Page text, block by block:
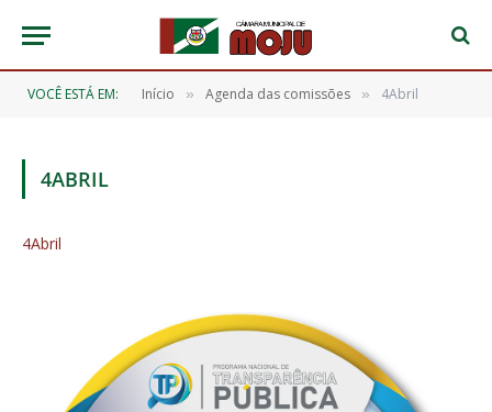
VOCÊ ESTÁ EM: Início » Agenda das comissões » 4Abril
4ABRIL
4Abril